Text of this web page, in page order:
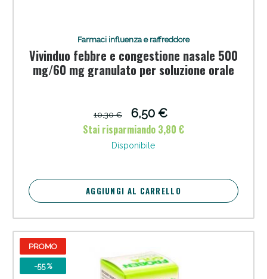
Farmaci influenza e raffreddore
Vivinduo febbre e congestione nasale 500
mg/60 mg granulato per soluzione orale
10,30 €
6,50 €
Stai risparmiando 3,80 €
Disponibile
AGGIUNGI AL CARRELLO
PROMO
-55 %